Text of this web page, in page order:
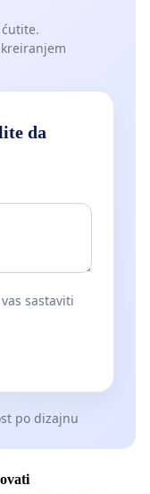
da
sastaviti
po dizajnu